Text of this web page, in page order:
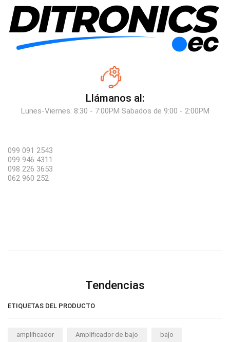
Llámanos al:
Lunes-Viernes: 8:30 - 7:00PM Sabados de 9:00 - 2:00PM
099 091 2543
099 946 4311
098 226 3653
062 960 252
Tendencias
ETIQUETAS DEL PRODUCTO
amplificador Amplificador de bajo bajo